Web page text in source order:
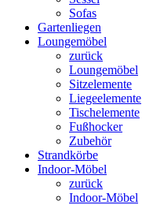
Sofas
Gartenliegen
Loungemöbel
zurück
Loungemöbel
Sitzelemente
Liegeelemente
Tischelemente
Fußhocker
Zubehör
Strandkörbe
Indoor-Möbel
zurück
Indoor-Möbel